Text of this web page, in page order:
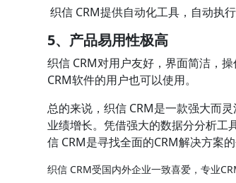
织信 CRM提供自动化工具，自动执
5、产品易用性极高
织信 CRM对用户友好，界面简洁，
CRM软件的用户也可以使用。
总的来说，织信 CRM是一款强大而
业绩增长。凭借强大的数据分分析工
信 CRM是寻找全面的CRM解决方案
织信 CRM受国内外企业一致喜爱，专业